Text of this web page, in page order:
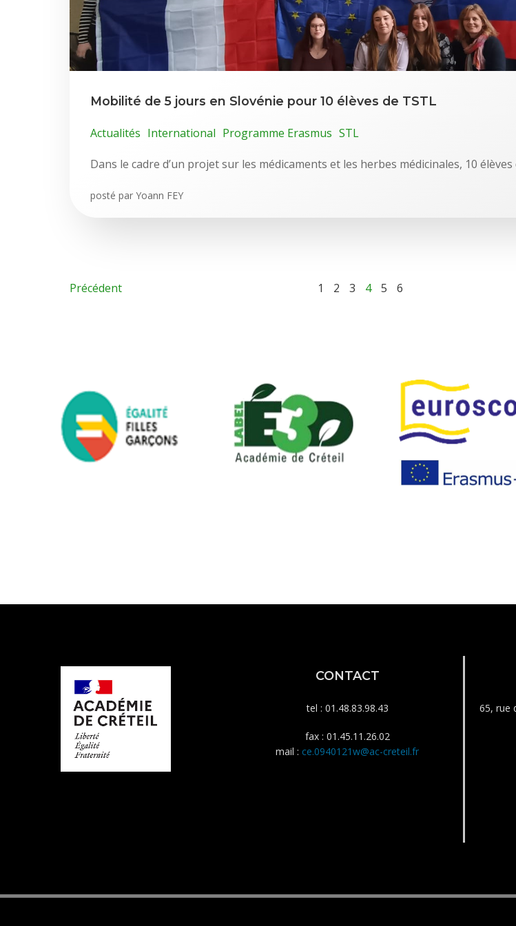
Mobilité de 5 jours en Slovénie pour 10 élèves de TSTL
Actualités International Programme Erasmus STL
Dans le cadre d’un projet sur les médicaments et les herbes médicinales, 10
posté par Yoann FEY
Précédent 1 2 3 4 5 6
CONTACT
tel : 01.48.83.98.43
fax : 01.45.11.26.02
mail : ce.0940121w@ac-creteil.fr
65, rue